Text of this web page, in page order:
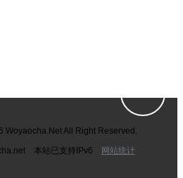
Woyaocha.Net All Right Reserved.
本站已支持IPv6 网站统计